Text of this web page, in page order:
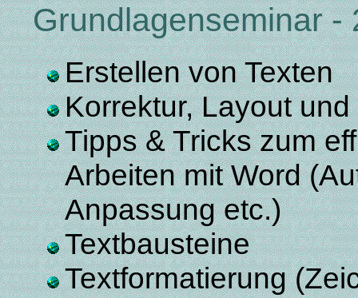
Grundlagenseminar -
Erstellen von Texten
Korrektur, Layout
Tipps & Tricks zum
Arbeiten mit Word
Anpassung etc.)
Textbausteine
Textformatierung